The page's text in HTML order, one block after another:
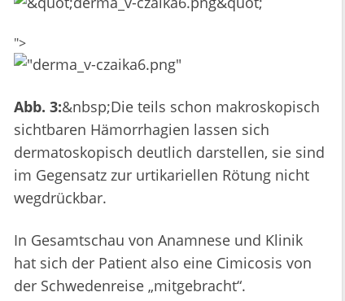
">
Abb. 3:&nbsp;Die teils schon makroskopisch
sichtbaren Hämorrhagien lassen sich
dermatoskopisch deutlich darstellen, sie sind
im Gegensatz zur urtikariellen Rötung nicht
wegdrückbar.
In Gesamtschau von Anamnese und Klinik
hat sich der Patient also eine Cimicosis von
der Schwedenreise „mitgebracht“.